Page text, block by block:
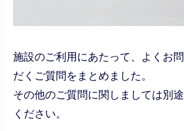
施設のご利用にあたって、よくお
だくご質問をまとめました。
その他のご質問に関しましては別
ください。